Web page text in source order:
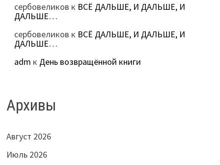
сербовеликов к ВСЁ ДАЛЬШЕ, И ДАЛЬШЕ, И
ДАЛЬШЕ…
сербовеликов к ВСЁ ДАЛЬШЕ, И ДАЛЬШЕ, И
ДАЛЬШЕ…
adm к День возвращённой книги
Архивы
Август 2026
Июль 2026